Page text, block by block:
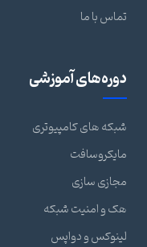
تماس با ما
دوره‌های آموزشی
شبکه های کامپیوتری
مایکروسافت
مجازی سازی
هک و امنیت شبکه
لینوکس و دواپس